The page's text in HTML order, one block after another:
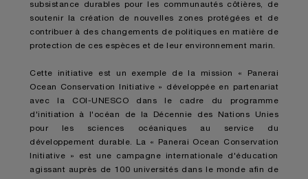
subsistance durables pour les communautés côtières, de
soutenir la création de nouvelles zones protégées et de
contribuer à des changements de politiques en matière de
protection de ces espèces et de leur environnement marin.
Cette initiative est un exemple de la mission « Panerai
Ocean Conservation Initiative » développée en partenariat
avec la COI-UNESCO dans le cadre du programme
d'initiation à l'océan de la Décennie des Nations Unies
pour les sciences océaniques au service du
développement durable. La « Panerai Ocean Conservation
Initiative » est une campagne internationale d'éducation
agissant auprès de 100 universités dans le monde afin de